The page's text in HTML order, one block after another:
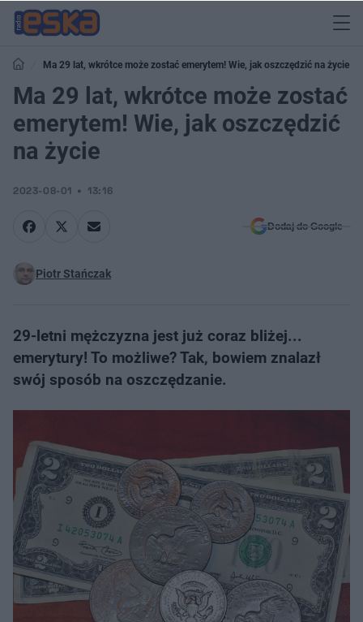
Ma 29 lat, wkrótce może zostać emerytem! Wie, jak oszczędzić na życie
Ma 29 lat, wkrótce może zostać
emerytem! Wie, jak oszczędzić
na życie
2023-08-01 13:16
Dodaj do Google
Piotr Stańczak
29-letni mężczyzna jest już coraz bliżej...
emerytury! To możliwe? Tak, bowiem znalazł
swój sposób na oszczędzanie.